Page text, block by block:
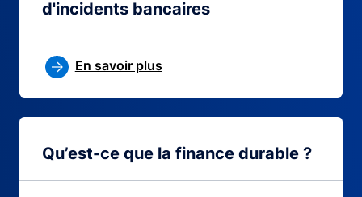
d'incidents bancaires
En savoir plus
Qu’est-ce que la finance durable ?